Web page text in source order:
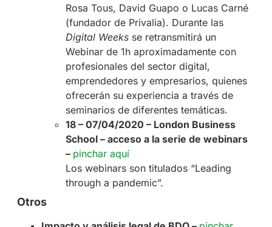
Rosa Tous, David Guapo o Lucas Carné
(fundador de Privalia). Durante las
Digital Weeksse retransmitirá un
Webinar de 1h aproximadamente con
profesionales del sector digital,
emprendedores y empresarios, quienes
ofrecerán su experiencia a través de
seminarios de diferentes temáticas.
18 – 07/04/2020 – London Business
School – acceso a la serie de webinars
– pinchar aquí
Los webinars son titulados “Leading
through a pandemic”.
Otros